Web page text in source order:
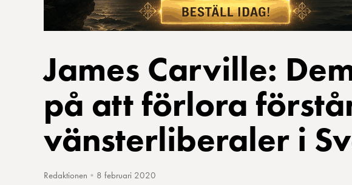
James Carville:
på att förlora
vänsterliberaler i
Redaktionen • 8 februari 2020